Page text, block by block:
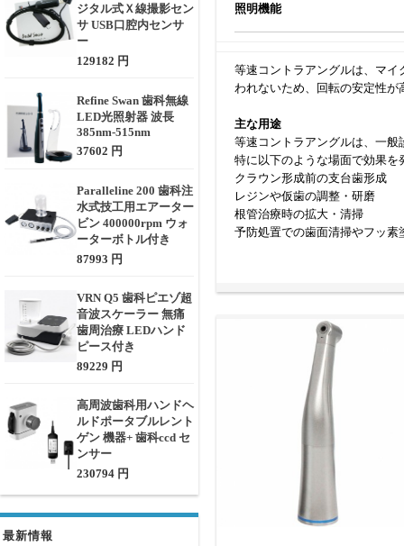
ジタル式Ｘ線撮影セン
サ USB口腔内センサ
ー
129182 円
Refine Swan 歯科無線
LED光照射器 波長
385nm-515nm
37602 円
Paralleline 200 歯科注
水式技工用エアーター
ビン 400000rpm ウォ
ーターボトル付き
87993 円
VRN Q5 歯科ピエゾ超
音波スケーラー 無痛
歯周治療 LEDハンド
ピース付き
89229 円
高周波歯科用ハンドヘ
ルドポータブルレント
ゲン 機器+ 歯科ccd セ
ンサー
230794 円
最新情報
照明機能
等速コントラアングルは、マ
われないため、回転の安定性
主な用途
等速コントラアングルは、一
特に以下のような場面で効果を
クラウン形成前の支台歯形成
レジンや仮歯の調整・研磨
根管治療時の拡大・清掃
予防処置での歯面清掃やフッ素
冷却スプレーの種類：1点or多
耐熱・オートクレーブ対応：
ヘッドサイズと視野性：操作
重量とグリップ感：長時間使
ベアリングの素材・構造：静
等速コントラアングルは、初
大きく向上します。